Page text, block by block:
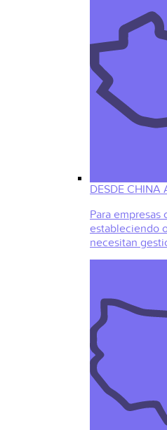
DESDE CHINA
Para empresas
estableciendo
necesitan